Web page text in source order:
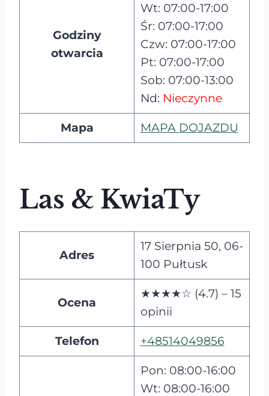
Godziny
otwarcia
Wt: 07:00-17:00
Śr: 07:00-17:00
Czw: 07:00-17:00
Pt: 07:00-17:00
Sob: 07:00-13:00
Nd: Nieczynne
Mapa MAPA DOJAZDU
Las & KwiaTy
Adres
17 Sierpnia 50, 06-
100 Pułtusk
Ocena
★★★★☆ (4.7) – 15
opinii
Telefon +48514049856
Pon: 08:00-16:00
Wt: 08:00-16:00